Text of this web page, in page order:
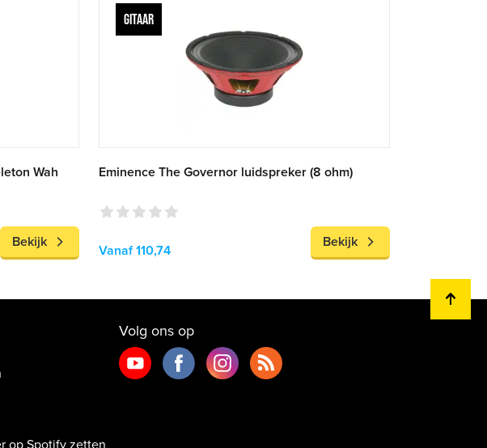
Wah
Bekijk
GITAAR
Eminence The Governor luidspreker (8 ohm)
Vanaf 110,74
Bekijk
Volg ons op